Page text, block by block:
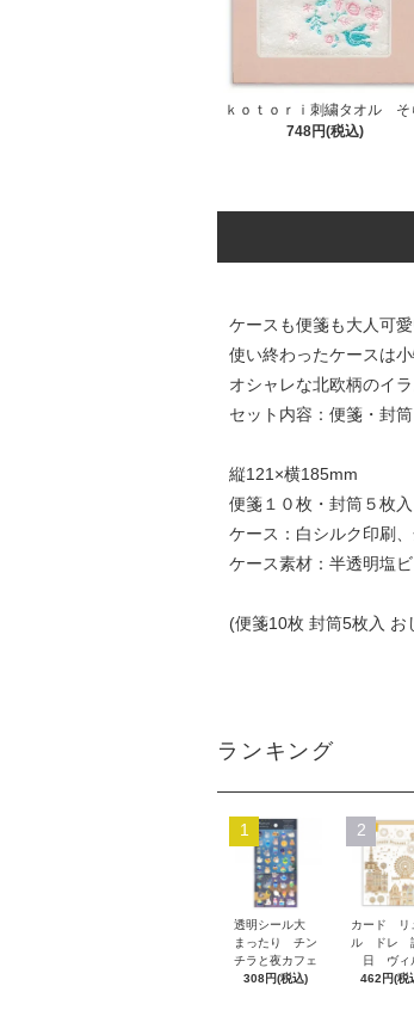
ｋｏｔｏｒｉ刺繍タオル そ
748円(税込)
ケースも便箋も大人可
使い終わったケースは
オシャレな北欧柄のイラ
セット内容：便箋・封
縦121×横185mm
便箋１０枚・封筒５枚入
ケース：白シルク印刷
ケース素材：半透明塩ビ
(便箋10枚 封筒5枚入 お
ランキング
1
透明シール大
まったり チン
チラと夜カフェ
308円(税込)
2
カード リ
ル ドレ
日 ヴィ
462円(税